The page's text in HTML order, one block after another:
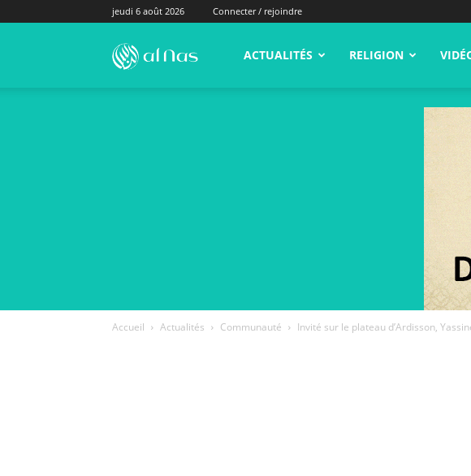
jeudi 6 août 2026 Connecter / rejoindre
alNas.fr ACTUALITÉS RELIGION
Accueil Actualités Communauté Invité sur le plateau d’Ardisson,